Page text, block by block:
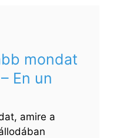
mondat
En un
amire a